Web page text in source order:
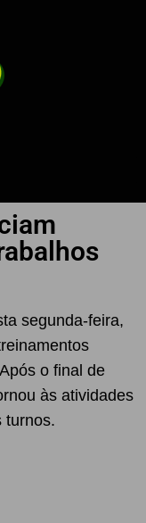
segunda-feira,
o final de
às atividades
turnos.